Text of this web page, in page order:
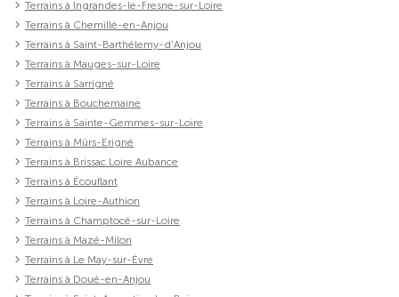
Terrains à Ingrandes-le-Fresne-sur-Loire
Terrains à Chemillé-en-Anjou
Terrains à Saint-Barthélemy-d'Anjou
Terrains à Mauges-sur-Loire
Terrains à Sarrigné
Terrains à Bouchemaine
Terrains à Sainte-Gemmes-sur-Loire
Terrains à Mûrs-Erigné
Terrains à Brissac Loire Aubance
Terrains à Écouflant
Terrains à Loire-Authion
Terrains à Champtocé-sur-Loire
Terrains à Mazé-Milon
Terrains à Le May-sur-Èvre
Terrains à Doué-en-Anjou